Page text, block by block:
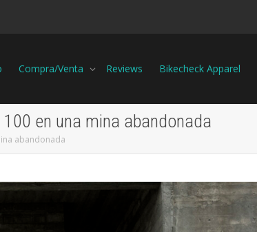
Compra/Venta Reviews Bikecheck Apparel
en una mina abandonada
abandonada